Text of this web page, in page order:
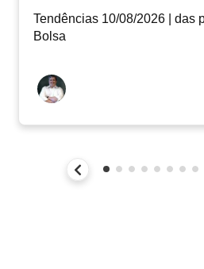
Tendências 10/08/2026 | das
Bolsa